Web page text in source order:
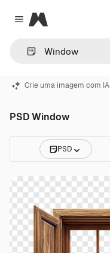
Close menu
Magnific
Crie uma imagem com IA
PSD Window
PSD